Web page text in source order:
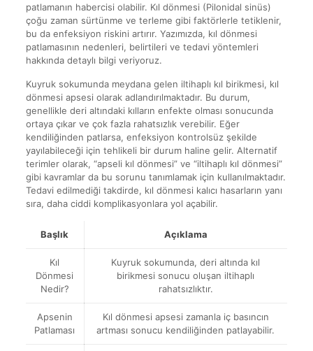
patlamanın habercisi olabilir. Kıl dönmesi (Pilonidal sinüs)
çoğu zaman sürtünme ve terleme gibi faktörlerle tetiklenir,
bu da enfeksiyon riskini artırır. Yazımızda, kıl dönmesi
patlamasının nedenleri, belirtileri ve tedavi yöntemleri
hakkında detaylı bilgi veriyoruz.
Kuyruk sokumunda meydana gelen iltihaplı kıl birikmesi, kıl
dönmesi apsesi olarak adlandırılmaktadır. Bu durum,
genellikle deri altındaki kılların enfekte olması sonucunda
ortaya çıkar ve çok fazla rahatsızlık verebilir. Eğer
kendiliğinden patlarsa, enfeksiyon kontrolsüz şekilde
yayılabileceği için tehlikeli bir durum haline gelir. Alternatif
terimler olarak, “apseli kıl dönmesi” ve “iltihaplı kıl dönmesi”
gibi kavramlar da bu sorunu tanımlamak için kullanılmaktadır.
Tedavi edilmediği takdirde, kıl dönmesi kalıcı hasarların yanı
sıra, daha ciddi komplikasyonlara yol açabilir.
Başlık Açıklama
Kıl
Dönmesi
Nedir?
Kuyruk sokumunda, deri altında kıl
birikmesi sonucu oluşan iltihaplı
rahatsızlıktır.
Apsenin
Patlaması
Kıl dönmesi apsesi zamanla iç basıncın
artması sonucu kendiliğinden patlayabilir.